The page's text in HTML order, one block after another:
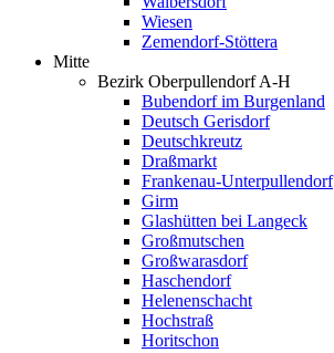
Wiesen
Zemendorf-Stöttera
Mitte
Bezirk Oberpullendorf A-H
Bubendorf im Burgenland
Deutsch Gerisdorf
Deutschkreutz
Draßmarkt
Frankenau-Unterpullendorf
Girm
Glashütten bei Langeck
Großmutschen
Großwarasdorf
Haschendorf
Helenenschacht
Hochstraß
Horitschon